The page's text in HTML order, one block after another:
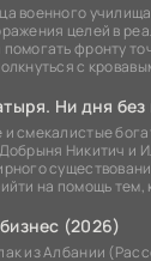
военного
целей в
фронту
с
Ни дня
смекалистые
Никитич и
на помощь тем,
(2026)
из Албании